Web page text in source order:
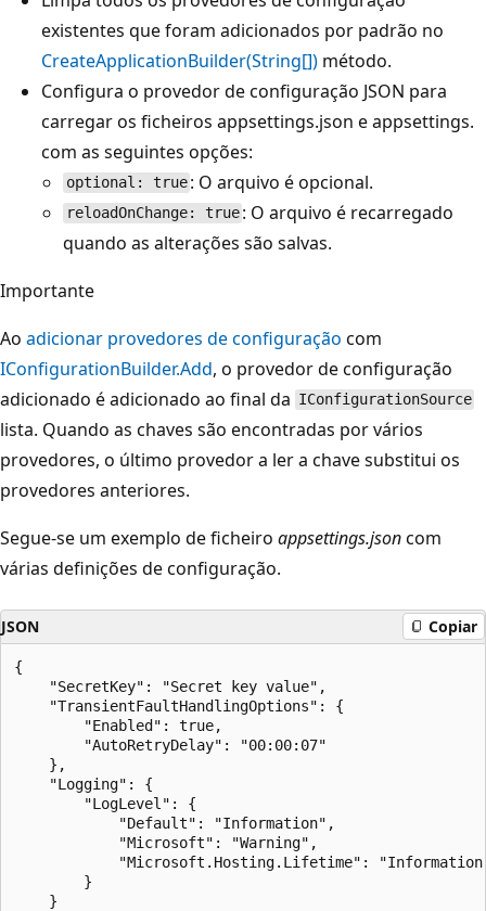
existentes que foram adicionados por padrão no
CreateApplicationBuilder(String[]) método.
Configura o provedor de configuração JSON para
carregar os ficheiros appsettings.json e appsettings.
com as seguintes opções:
optional: true : O arquivo é opcional.
reloadOnChange: true : O arquivo é recarregado
quando as alterações são salvas.
Importante
Ao adicionar provedores de configuração com
IConfigurationBuilder.Add, o provedor de configuração
adicionado é adicionado ao final da IConfigurationSource
lista. Quando as chaves são encontradas por vários
provedores, o último provedor a ler a chave substitui os
provedores anteriores.
Segue-se um exemplo de ficheiro appsettings.jsoncom
várias definições de configuração.
JSON Copiar
{
    "SecretKey": "Secret key value",
    "TransientFaultHandlingOptions": {
        "Enabled": true,
        "AutoRetryDelay": "00:00:07"
    },
    "Logging": {
        "LogLevel": {
            "Default": "Information",
            "Microsoft": "Warning",
"Microsoft.Hosting.Lifetime":
        }
    }